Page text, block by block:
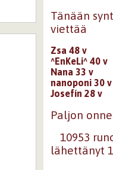
Tänään
viettää
Zsa 48 v
^EnKeLi^ 40 v
Nana 33 v
nanoponi 30 v
Josefín 28 v
Paljon
10953
lähettänyt